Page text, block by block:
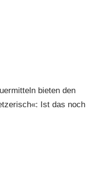
bieten den
Ist das noch